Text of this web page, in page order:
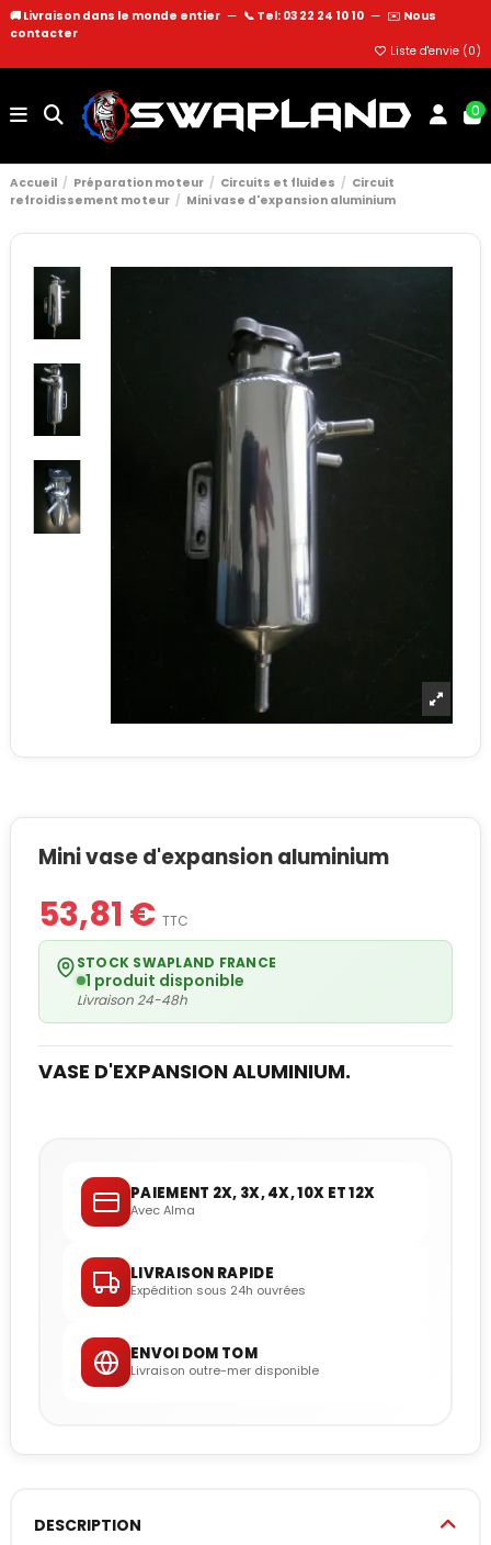
🚚 Livraison dans le monde entier — 📞 Tel: 03 22 24 10 10 — ✉️ Nous
contacter
Liste d'envie (0)
0
Accueil Préparation moteur Circuits et fluides
Circuit
refroidissement moteur
Mini vase d'expansion aluminium
Mini vase d'expansion aluminium
53,81 € TTC
STOCK SWAPLAND FRANCE
1 produit disponible
Livraison 24-48h
VASE D'EXPANSION ALUMINIUM.
PAIEMENT 2X, 3X, 4X, 10X ET 12X
Avec Alma
LIVRAISON RAPIDE
Expédition sous 24h ouvrées
ENVOI DOM TOM
Livraison outre-mer disponible
DESCRIPTION